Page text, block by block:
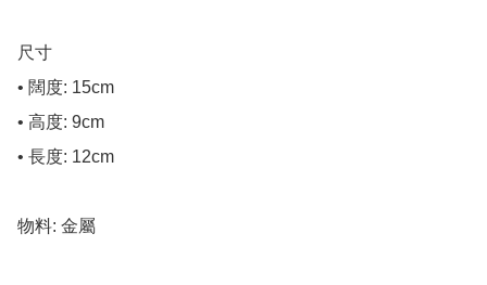
尺寸
• 闊度: 15cm
• 高度: 9cm
• 長度: 12cm
物料: 金屬